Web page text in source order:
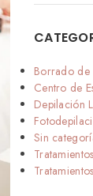
Borrado de
Centro de
Depilación
Sin